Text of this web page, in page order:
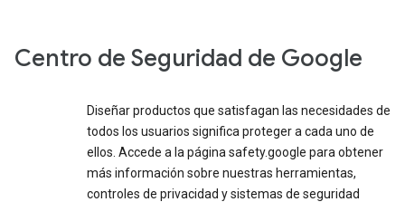
Centro de Seguridad de Google
Diseñar productos que satisfagan las necesidades de
todos los usuarios significa proteger a cada uno de
ellos. Accede a la página safety.google para obtener
más información sobre nuestras herramientas,
controles de privacidad y sistemas de seguridad